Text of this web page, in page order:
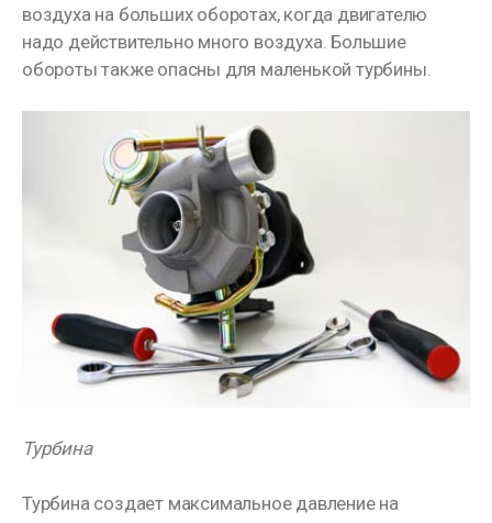
воздуха на больших оборотах, когда двигателю
надо действительно много воздуха. Большие
обороты также опасны для маленькой турбины.
Турбина
Турбина создает максимальное давление на